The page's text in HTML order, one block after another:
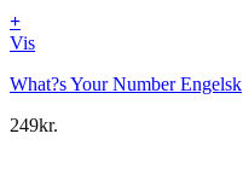
+
Vis
What?s Your Number Engelsk
249kr.